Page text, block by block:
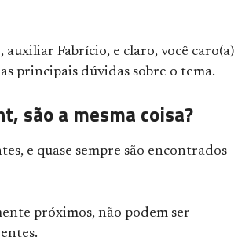
Fabrício, e claro, você caro(a)
principais dúvidas sobre o tema.
são a mesma coisa?
e quase sempre são encontrados
próximos, não podem ser